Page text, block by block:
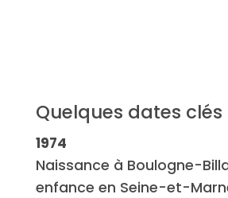
Quelques dates clés
1974
Naissance à Boulogne-
enfance en Seine-et-